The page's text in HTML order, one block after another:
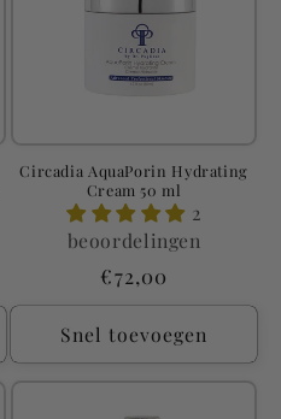
Circadia AquaPorin Hydrating
Cream 50 ml
2
beoordelingen
Normale
prijs
€72,00
Snel toevoegen